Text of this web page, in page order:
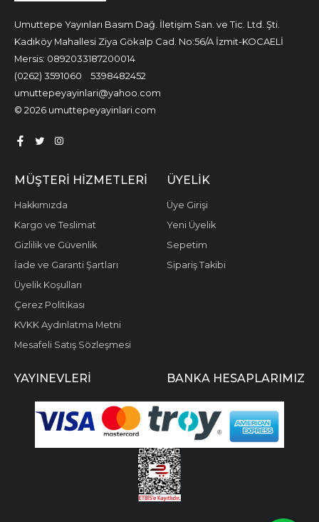
Umuttepe Yayınları Basım Dağ. İletişim San. ve Tic. Ltd. Şti.
Kadıköy Mahallesi Ziya Gökalp Cad. No:56/A İzmit-KOCAELİ
Mersis: 0892033187200014
(0262) 3591060
5398482452
umuttepeyayinlari@yahoo.com
© 2026 umuttepeyayinlari.com
MÜŞTERI HIZMETLERI
Hakkımızda
Kargo ve Teslimat
Gizlilik ve Güvenlik
İade ve Garanti Şartları
Üyelik Koşulları
Çerez Politikası
KVKK Aydınlatma Metni
Mesafeli Satış Sözleşmesi
ÜYELIK
Üye Girişi
Yeni Üyelik
Sepetim
Sipariş Takibi
YAYINEVLERI BANKA HESAPLARIMIZ